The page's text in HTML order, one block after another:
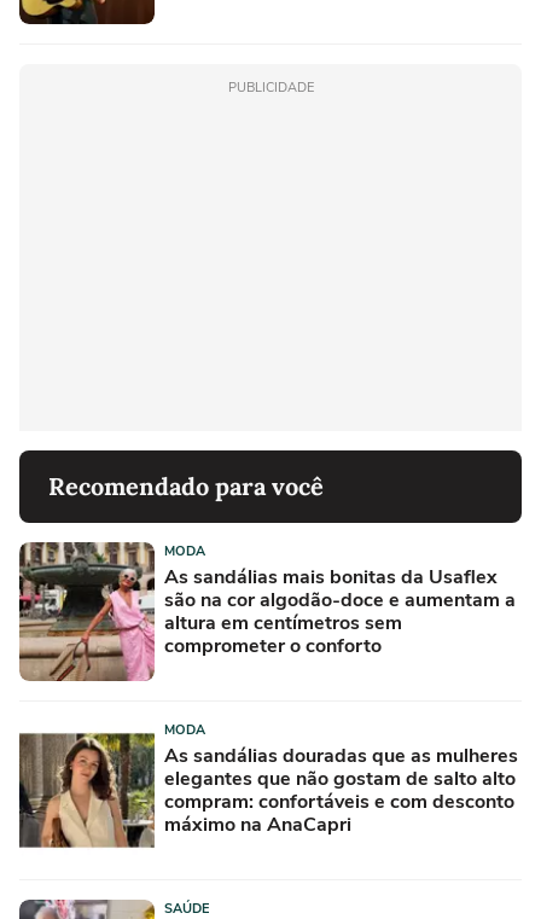
PUBLICIDADE
Recomendado para você
MODA
As sandálias mais bonitas da Usaflex
são na cor algodão-doce e aumentam a
altura em centímetros sem
comprometer o conforto
MODA
As sandálias douradas que as mulheres
elegantes que não gostam de salto alto
compram: confortáveis e com desconto
máximo na AnaCapri
SAÚDE